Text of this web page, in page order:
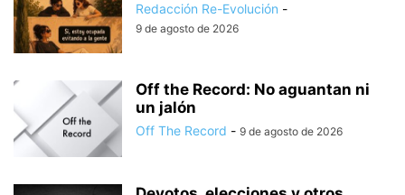
Redacción Re-Evolución -
9 de agosto de 2026
Off the Record: No aguantan ni
un jalón
Off The Record - 9 de agosto de 2026